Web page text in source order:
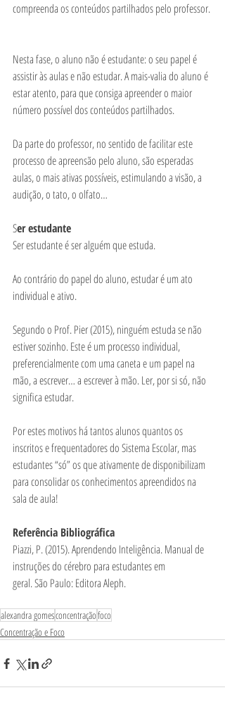
compreenda os conteúdos partilhados pelo professor.
Nesta fase, o aluno não é estudante: o seu papel é
assistir às aulas e não estudar. A mais-valia do aluno é
estar atento, para que consiga apreender o maior
número possível dos conteúdos partilhados.
Da parte do professor, no sentido de facilitar este
processo de apreensão pelo aluno, são esperadas
aulas, o mais ativas possíveis, estimulando a visão, a
audição, o tato, o olfato…
Ser estudante
Ser estudante é ser alguém que estuda.
Ao contrário do papel do aluno, estudar é um ato
individual e ativo.
Segundo o Prof. Pier (2015), ninguém estuda se não
estiver sozinho. Este é um processo individual,
preferencialmente com uma caneta e um papel na
mão, a escrever… a escrever à mão. Ler, por si só, não
significa estudar.
Por estes motivos há tantos alunos quantos os
inscritos e frequentadores do Sistema Escolar, mas
estudantes “só” os que ativamente de disponibilizam
para consolidar os conhecimentos apreendidos na
sala de aula!
Referência Bibliográfica
Piazzi, P. (2015). Aprendendo Inteligência. Manual de
instruções do cérebro para estudantes em
geral. São Paulo: Editora Aleph.
alexandra gomesconcentraçãofoco
Concentração e Foco